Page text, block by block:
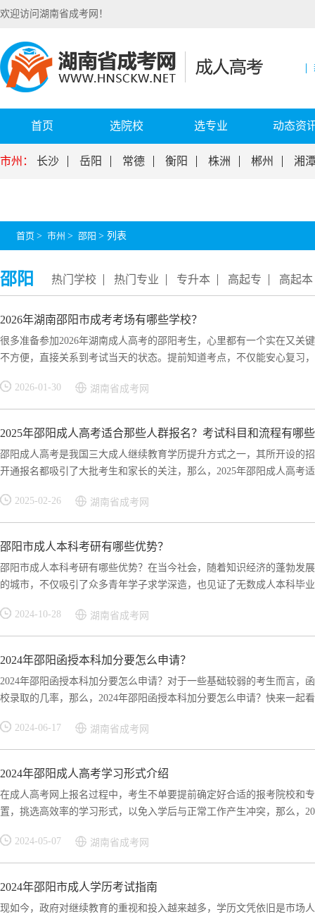
欢迎访问湖南省成考网！
首页 选院校 选专业 动态资
市州： 长沙 岳阳 常德 衡阳 株洲 郴州 湘
首页 > 市州 > 邵阳 > 列表
邵阳 热门学校 热门专业 专升本 高起专 高起本
2026年湖南邵阳市成考考场有哪些学校？
很多准备参加2026年湖南成人高考的邵阳考生，心里都有一个实在又关
不方便，直接关系到考试当天的状态。提前知道考点，不仅能安心复习
2026-01-30 湖南省成考网
2025年邵阳成人高考适合那些人群报名？考试科目和流程有哪
邵阳成人高考是我国三大成人继续教育学历提升方式之一，其所开设的
开通报名都吸引了大批考生和家长的关注，那么，2025年邵阳成人高考
2025-02-26 湖南省成考网
邵阳市成人本科考研有哪些优势？
邵阳市成人本科考研有哪些优势？在当今社会，随着知识经济的蓬勃发
的城市，不仅吸引了众多青年学子求学深造，也见证了无数成人本科毕
2024-10-28 湖南省成考网
2024年邵阳函授本科加分要怎么申请？
2024年邵阳函授本科加分要怎么申请？对于一些基础较弱的考生而言
校录取的几率，那么，2024年邵阳函授本科加分要怎么申请？快来一起
2024-06-17 湖南省成考网
2024年邵阳成人高考学习形式介绍
在成人高考网上报名过程中，考生不单要提前确定好合适的报考院校和
置，挑选高效率的学习形式，以免入学后与正常工作产生冲突，那么，
2024-05-07 湖南省成考网
2024年邵阳市成人学历考试指南
现如今，政府对继续教育的重视和投入越来越多，学历文凭依旧是市场